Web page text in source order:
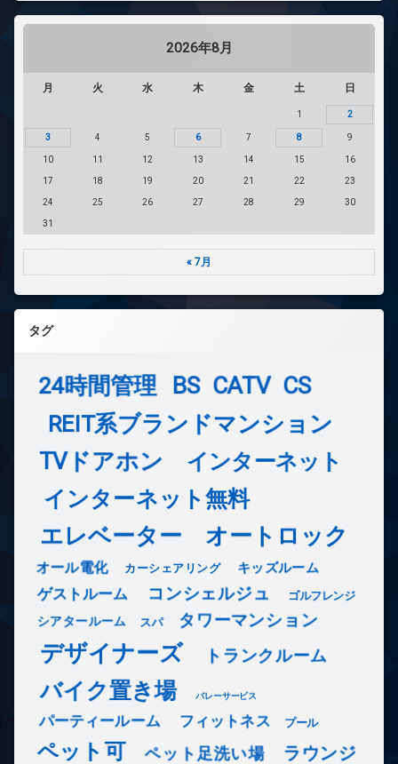
2026年8月
月 火 水 木 金 土 日
1 2
3 4 5 6 7 8 9
10 11 12 13 14 15 16
17 18 19 20 21 22 23
24 25 26 27 28 29 30
31
« 7月
タグ
24時間管理 BS CATV CS
REIT系ブランドマンション
TVドアホン インターネット
インターネット無料
エレベーター オートロック
オール電化 カーシェアリング キッズルーム
ゲストルーム コンシェルジュ ゴルフレンジ
シアタールーム スパ タワーマンション
デザイナーズ トランクルーム
バイク置き場 バレーサービス
パーティールーム フィットネス プール
ペット可 ペット足洗い場 ラウンジ